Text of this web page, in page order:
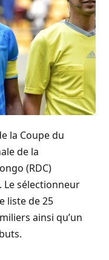
la Coupe du
de la
(RDC)
Le sélectionneur
liste de 25
ainsi qu’un